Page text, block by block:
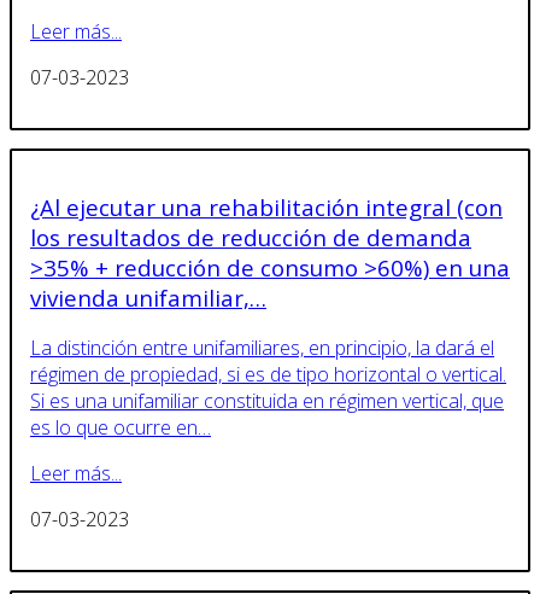
Leer más...
07-03-2023
¿Al ejecutar una rehabilitación integral (con
los resultados de reducción de demanda
>35% + reducción de consumo >60%) en una
vivienda unifamiliar,…
La distinción entre unifamiliares, en principio, la dará el
régimen de propiedad, si es de tipo horizontal o vertical.
Si es una unifamiliar constituida en régimen vertical, que
es lo que ocurre en…
Leer más...
07-03-2023